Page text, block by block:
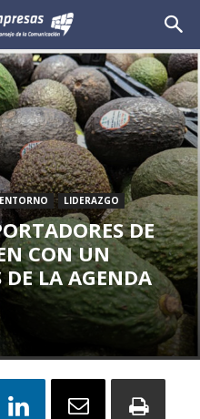
LIDERAZGO
DE
CON UN
LA AGENDA